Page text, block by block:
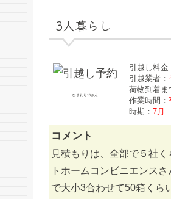
3人暮らし
ひまわり16さん
引越し料金
引越業者：
荷物到着ま
作業時間：
時期： 7月
コメント
見積もりは、全部で５社
トホームコンビニエンス
で大小3合わせて50箱くら